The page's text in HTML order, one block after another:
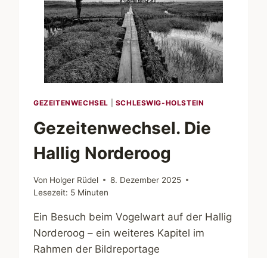
GEZEITENWECHSEL SCHLESWIG-HOLSTEIN
Gezeitenwechsel. Die
Hallig Norderoog
Von Holger Rüdel
8. Dezember 2025
Lesezeit: 5 Minuten
Ein Besuch beim Vogelwart auf der Hallig
Norderoog – ein weiteres Kapitel im
Rahmen der Bildreportage